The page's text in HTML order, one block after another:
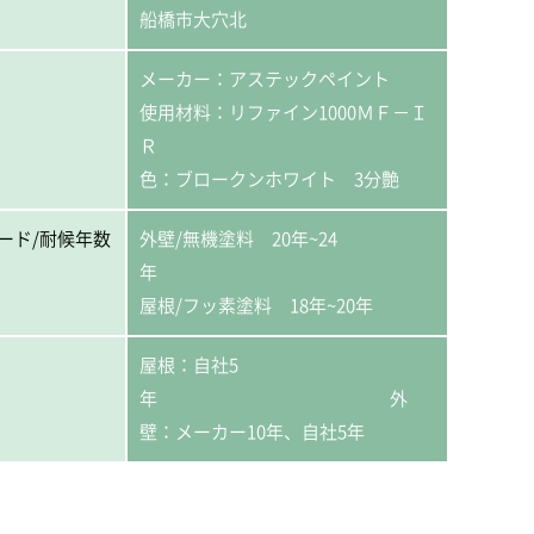
船橋市大穴北
メーカー：アステックペイント
使用材料：リファイン1000ＭＦ－Ｉ
Ｒ
色：ブロークンホワイト 3分艶
ド/耐候年数
外壁/無機塗料 20年~24
年
屋根/フッ素塗料 18年~20年
屋根：自社5
年 外
壁：メーカー10年、自社5年